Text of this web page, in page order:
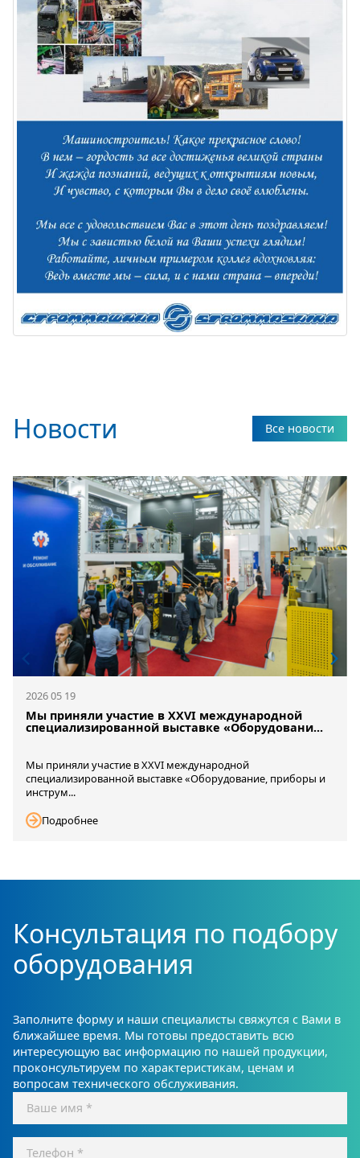
Новости Все новости
2026 05 19
Мы приняли участие в XXVI международной
специализированной выставке «Оборудовани...
Мы приняли участие в XXVI международной
специализированной выставке «Оборудование, приборы и
инструм...
Подробнее
Консультация по подбору
оборудования
Заполните форму и наши специалисты свяжутся с Вами в
ближайшее время. Мы готовы предоставить всю
интересующую вас информацию по нашей продукции,
проконсультируем по характеристикам, ценам и
вопросам технического обслуживания.